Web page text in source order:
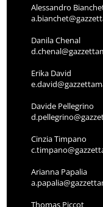
Alessandro
Danila Chenal
Erika David
Davide Pellegrino
Cinzia Timpano
Arianna Papalia